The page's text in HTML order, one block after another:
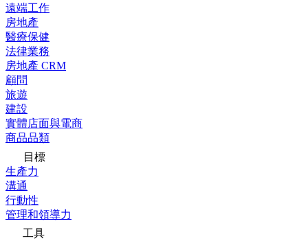
遠端工作
房地產
醫療保健
法律業務
房地產 CRM
顧問
旅遊
建設
實體店面與電商
商品品類
目標
生產力
溝通
行動性
管理和領導力
工具